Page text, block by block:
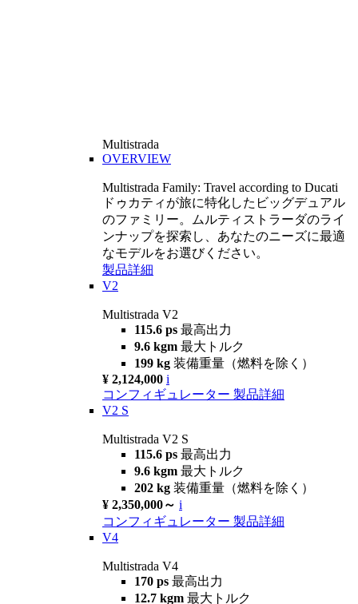
Multistrada
OVERVIEW
Multistrada Family: Travel according to Ducati
ドゥカティが旅に特化したビッグデュアル
のファミリー。ムルティストラーダのライ
ンナップを探索し、あなたのニーズに最適
なモデルをお選びください。
製品詳細
V2
Multistrada V2
115.6 ps 最高出力
9.6 kgm 最大トルク
199 kg 装備重量（燃料を除く）
¥ 2,124,000 i
コンフィギュレーター 製品詳細
V2 S
Multistrada V2 S
115.6 ps 最高出力
9.6 kgm 最大トルク
202 kg 装備重量（燃料を除く）
¥ 2,350,000～ i
コンフィギュレーター 製品詳細
V4
Multistrada V4
170 ps 最高出力
12.7 kgm 最大トルク